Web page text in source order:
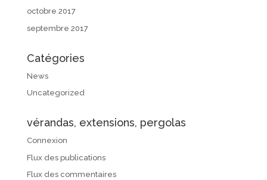
octobre 2017
septembre 2017
Catégories
News
Uncategorized
vérandas, extensions, pergolas
Connexion
Flux des publications
Flux des commentaires